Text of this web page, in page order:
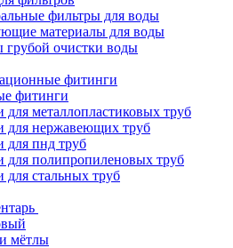
фильтры для воды
материалы для воды
грубой очистки воды
фитинги
фитинги
металлопластиковых труб
для нержавеющих труб
для пнд труб
для полипропиленовых труб
стальных труб
мётлы